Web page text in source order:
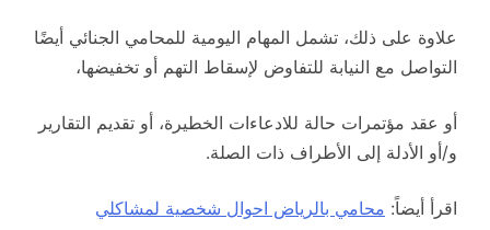
علاوة على ذلك، تشمل المهام اليومية للمحامي الجنائي أيضًا
التواصل مع النيابة للتفاوض لإسقاط التهم أو تخفيضها،
أو عقد مؤتمرات حالة للادعاءات الخطيرة، أو تقديم التقارير
و/أو الأدلة إلى الأطراف ذات الصلة.
اقرأ أيضاً: محامي بالرياض احوال شخصية لمشاكلي